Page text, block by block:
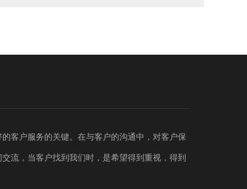
客户服务的关键。在与客户的沟通中，对客户保
流，当客户找到我们时，是希望得到重视，得到